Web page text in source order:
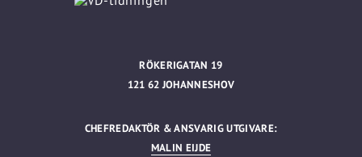
RÖKERIGATAN 19
121 62 JOHANNESHOV
CHEFREDAKTÖR & ANSVARIG UTGIVARE:
MALIN EIJDE